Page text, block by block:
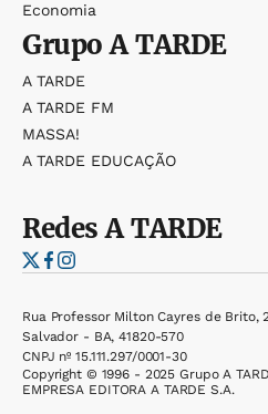
Economia
GrupoA TARDE
A TARDE
A TARDE FM
MASSA!
A TARDE EDUCAÇÃO
RedesA TARDE
Rua Professor Milton Cayres de Brito,
Salvador - BA, 41820-570
CNPJ nº 15.111.297/0001-30
Copyright © 1996 - 2025 Grupo A
EMPRESA EDITORA A TARDE S.A.